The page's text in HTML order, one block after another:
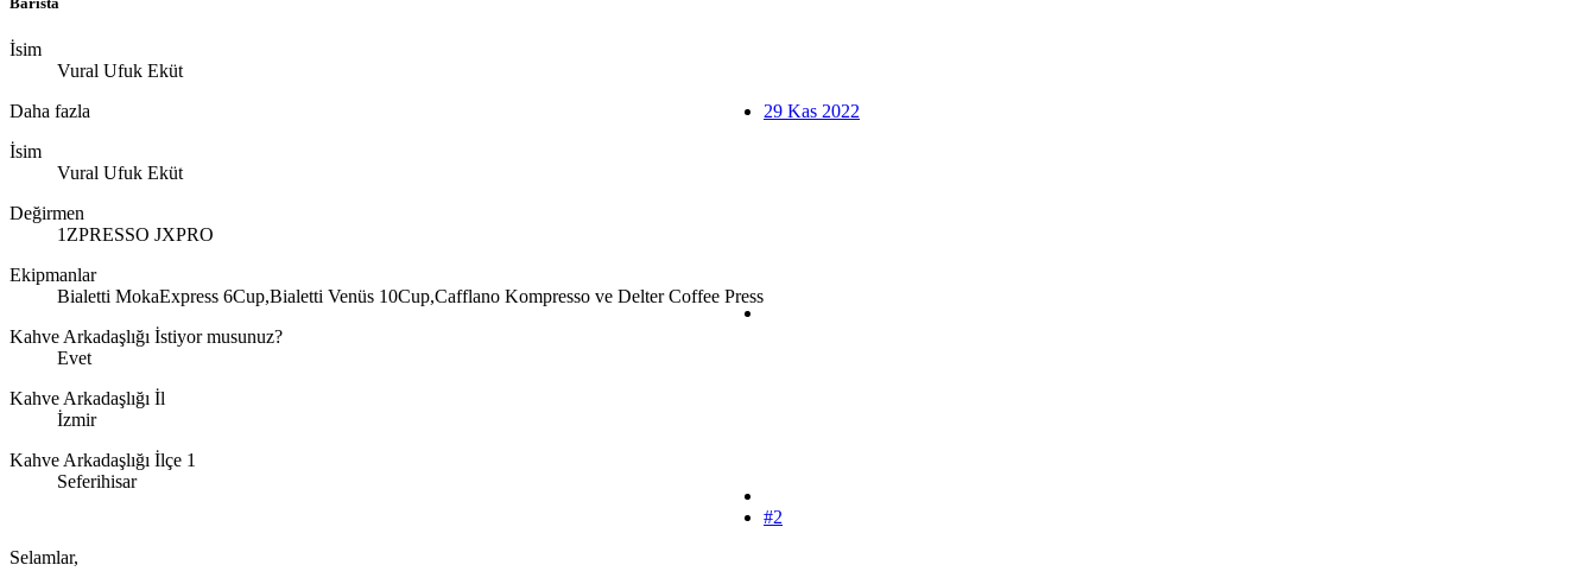
İsim
Vural Ufuk Eküt
Daha fazla
İsim
Vural Ufuk Eküt
Değirmen
1ZPRESSO JXPRO
Ekipmanlar
Bialetti MokaExpress 6Cup,Bialetti Venüs 10Cup,Cafflano Kompresso ve Delter Coffee Press
Kahve Arkadaşlığı İstiyor musunuz?
Evet
Kahve Arkadaşlığı İl
İzmir
Kahve Arkadaşlığı İlçe 1
Seferihisar
29 Kas 2022
#2
Selamlar,